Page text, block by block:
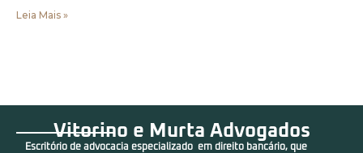
Leia Mais »
Vitorino e Murta Advogados
Escritório de advocacia especializado em direito bancário, que